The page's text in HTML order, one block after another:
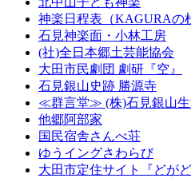
神楽日程表（KAGURAの
石見神楽面・小林工房
(社)全日本郷土芸能協会
大田市民劇団 劇研『空』
石見銀山史跡 勝源寺
≪群言堂≫ (株)石見銀山生
他郷阿部家
国民宿舎さんべ荘
ゆうイングさわらび
大田市定住サイト『どがど